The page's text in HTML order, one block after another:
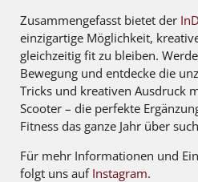
Zusammengefasst bietet der
einzigartige Möglichkeit,
gleichzeitig fit zu bleiben.
Bewegung und entdecke die
Tricks und kreativen Ausdruck
Scooter – die perfekte
Fitness das ganze Jahr über
Für mehr Informationen und
folgt uns auf Instagram.